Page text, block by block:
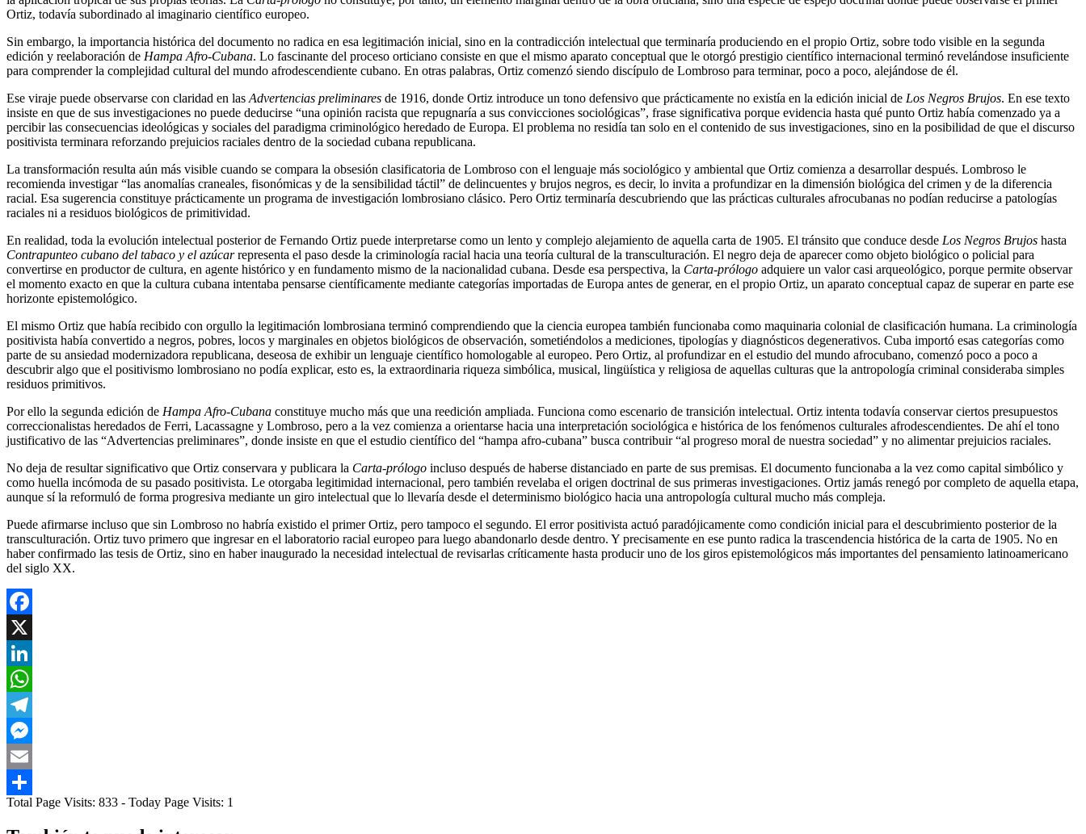
Ortiz, todavía subordinado al imaginario científico europeo.
Sin embargo, la importancia histórica del documento no radica en esa legitimación inicial, sino en la contradicción intelectual que terminaría produciendo en el propio Ortiz, sobre todo visible en la segunda
edición y reelaboración de Hampa Afro-Cubana. Lo fascinante del proceso orticiano consiste en que el mismo aparato conceptual que le otorgó prestigio científico internacional terminó revelándose insuficiente
para comprender la complejidad cultural del mundo afrodescendiente cubano. En otras palabras, Ortiz comenzó siendo discípulo de Lombroso para terminar, poco a poco, alejándose de él.
Ese viraje puede observarse con claridad en las Advertencias preliminares de 1916, donde Ortiz introduce un tono defensivo que prácticamente no existía en la edición inicial de Los Negros Brujos. En ese texto
insiste en que de sus investigaciones no puede deducirse “una opinión racista que repugnaría a sus convicciones sociológicas”, frase significativa porque evidencia hasta qué punto Ortiz había comenzado ya a
percibir las consecuencias ideológicas y sociales del paradigma criminológico heredado de Europa. El problema no residía tan solo en el contenido de sus investigaciones, sino en la posibilidad de que el discurso
positivista terminara reforzando prejuicios raciales dentro de la sociedad cubana republicana.
La transformación resulta aún más visible cuando se compara la obsesión clasificatoria de Lombroso con el lenguaje más sociológico y ambiental que Ortiz comienza a desarrollar después. Lombroso le
recomienda investigar “las anomalías craneales, fisonómicas y de la sensibilidad táctil” de delincuentes y brujos negros, es decir, lo invita a profundizar en la dimensión biológica del crimen y de la diferencia
racial. Esa sugerencia constituye prácticamente un programa de investigación lombrosiano clásico. Pero Ortiz terminaría descubriendo que las prácticas culturales afrocubanas no podían reducirse a patologías
raciales ni a residuos biológicos de primitividad.
En realidad, toda la evolución intelectual posterior de Fernando Ortiz puede interpretarse como un lento y complejo alejamiento de aquella carta de 1905. El tránsito que conduce desde Los Negros Brujos hasta
Contrapunteo cubano del tabaco y el azúcarrepresenta el paso desde la criminología racial hacia una teoría cultural de la transculturación. El negro deja de aparecer como objeto biológico o policial para
convertirse en productor de cultura, en agente histórico y en fundamento mismo de la nacionalidad cubana. Desde esa perspectiva, la Carta-prólogo adquiere un valor casi arqueológico, porque permite observar
el momento exacto en que la cultura cubana intentaba pensarse científicamente mediante categorías importadas de Europa antes de generar, en el propio Ortiz, un aparato conceptual capaz de superar en parte ese
horizonte epistemológico.
El mismo Ortiz que había recibido con orgullo la legitimación lombrosiana terminó comprendiendo que la ciencia europea también funcionaba como maquinaria colonial de clasificación humana. La criminología
positivista había convertido a negros, pobres, locos y marginales en objetos biológicos de observación, sometiéndolos a mediciones, tipologías y diagnósticos degenerativos. Cuba importó esas categorías como
parte de su ansiedad modernizadora republicana, deseosa de exhibir un lenguaje científico homologable al europeo. Pero Ortiz, al profundizar en el estudio del mundo afrocubano, comenzó poco a poco a
descubrir algo que el positivismo lombrosiano no podía explicar, esto es, la extraordinaria riqueza simbólica, musical, lingüística y religiosa de aquellas culturas que la antropología criminal consideraba simples
residuos primitivos.
Por ello la segunda edición de Hampa Afro-Cubana constituye mucho más que una reedición ampliada. Funciona como escenario de transición intelectual. Ortiz intenta todavía conservar ciertos presupuestos
correccionalistas heredados de Ferri, Lacassagne y Lombroso, pero a la vez comienza a orientarse hacia una interpretación sociológica e histórica de los fenómenos culturales afrodescendientes. De ahí el tono
justificativo de las “Advertencias preliminares”, donde insiste en que el estudio científico del “hampa afro-cubana” busca contribuir “al progreso moral de nuestra sociedad” y no alimentar prejuicios raciales.
No deja de resultar significativo que Ortiz conservara y publicara la Carta-prólogo incluso después de haberse distanciado en parte de sus premisas. El documento funcionaba a la vez como capital simbólico y
como huella incómoda de su pasado positivista. Le otorgaba legitimidad internacional, pero también revelaba el origen doctrinal de sus primeras investigaciones. Ortiz jamás renegó por completo de aquella etapa,
aunque sí la reformuló de forma progresiva mediante un giro intelectual que lo llevaría desde el determinismo biológico hacia una antropología cultural mucho más compleja.
Puede afirmarse incluso que sin Lombroso no habría existido el primer Ortiz, pero tampoco el segundo. El error positivista actuó paradójicamente como condición inicial para el descubrimiento posterior de la
transculturación. Ortiz tuvo primero que ingresar en el laboratorio racial europeo para luego abandonarlo desde dentro. Y precisamente en ese punto radica la trascendencia histórica de la carta de 1905. No en
haber confirmado las tesis de Ortiz, sino en haber inaugurado la necesidad intelectual de revisarlas críticamente hasta producir uno de los giros epistemológicos más importantes del pensamiento latinoamericano
del siglo XX.
Facebook
X
LinkedIn
WhatsApp
Telegram
Messenger
Email
Compartir
Total Page Visits: 833 - Today Page Visits: 1